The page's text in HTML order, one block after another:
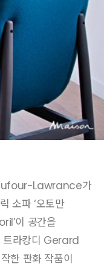
Lawrance가
소파 ‘오토만
이 공간을
트라캉디 Gerard
한 판화 작품이